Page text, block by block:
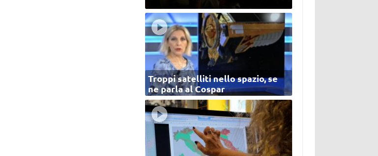
Troppi satelliti nello spazio, se
ne parla al Cospar